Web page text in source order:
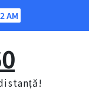
AM